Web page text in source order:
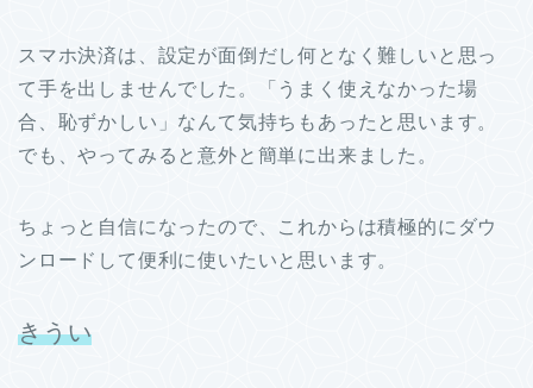
スマホ決済は、設定が面倒だし何となく難しいと思っ
て手を出しませんでした。「うまく使えなかった場
合、恥ずかしい」なんて気持ちもあったと思います。
でも、やってみると意外と簡単に出来ました。
ちょっと自信になったので、これからは積極的にダウ
ンロードして便利に使いたいと思います。
きうい